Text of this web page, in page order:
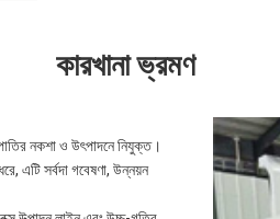
কারখানা ভ্রমণ
নকশা ও উৎপাদনে নিযুক্ত।
সর্বদা গবেষণা, উন্নয়ন